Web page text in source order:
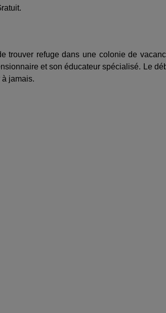
trouver refuge dans une colonie de
et son éducateur spécialisé. Le
jamais.